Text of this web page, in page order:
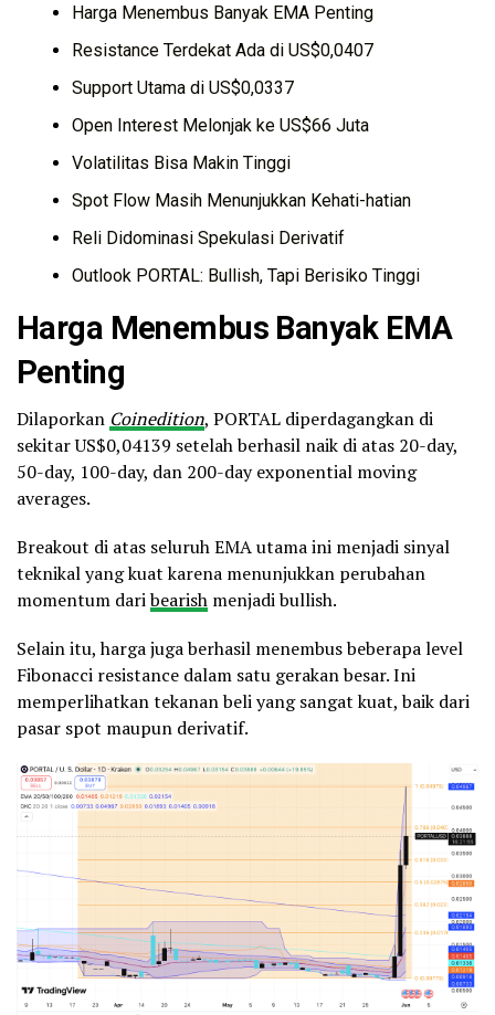
Harga Menembus Banyak EMA Penting
Resistance Terdekat Ada di US$0,0407
Support Utama di US$0,0337
Open Interest Melonjak ke US$66 Juta
Volatilitas Bisa Makin Tinggi
Spot Flow Masih Menunjukkan Kehati-hatian
Reli Didominasi Spekulasi Derivatif
Outlook PORTAL: Bullish, Tapi Berisiko Tinggi
Harga Menembus Banyak EMA
Penting
Dilaporkan Coinedition, PORTAL diperdagangkan di
sekitar US$0,04139 setelah berhasil naik di atas 20-day,
50-day, 100-day, dan 200-day exponential moving
averages.
Breakout di atas seluruh EMA utama ini menjadi sinyal
teknikal yang kuat karena menunjukkan perubahan
momentum daribearish menjadi bullish.
Selain itu, harga juga berhasil menembus beberapa level
Fibonacci resistance dalam satu gerakan besar. Ini
memperlihatkan tekanan beli yang sangat kuat, baik dari
pasar spot maupun derivatif.